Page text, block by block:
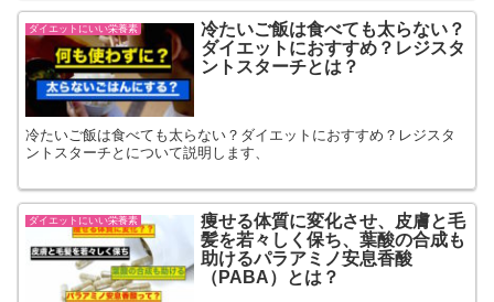
ダイエットにいい栄養素
冷たいご飯は食べても太らない？
ダイエットにおすすめ？レジスタ
ントスターチとは？
冷たいご飯は食べても太らない？ダイエットにおすすめ？レジスタ
ントスターチとについて説明します、
ダイエットにいい栄養素
痩せる体質に変化させ、皮膚と毛
髪を若々しく保ち、葉酸の合成も
助けるパラアミノ安息香酸
（PABA）とは？